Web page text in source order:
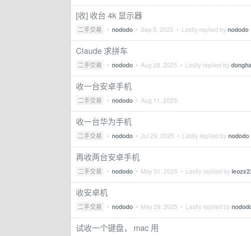
[收] 收台 4k 显示器
二手交易 • nododo • Sep 5, 2025 • Lastly replied bynododo
Claude 求拼车
二手交易 • nododo • Aug 28, 2025 • Lastly replied by
收一台安卓手机
二手交易 • nododo • Aug 11, 2025
收一台华为手机
二手交易 • nododo • Jul 29, 2025 • Lastly replied bynododo
再收两台安卓手机
二手交易 • nododo • May 31, 2025 • Lastly replied by
收安卓机
二手交易 • nododo • May 29, 2025 • Lastly replied by
试收一个键盘， mac 用